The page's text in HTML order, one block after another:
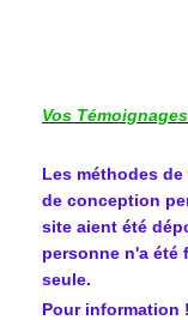
Vos
Les méthodes
de conception
site aient été
personne n'a été
seule.
Pour information !